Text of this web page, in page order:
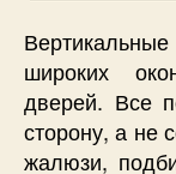
широких
дверей. Все
сторону, а не
жалюзи,